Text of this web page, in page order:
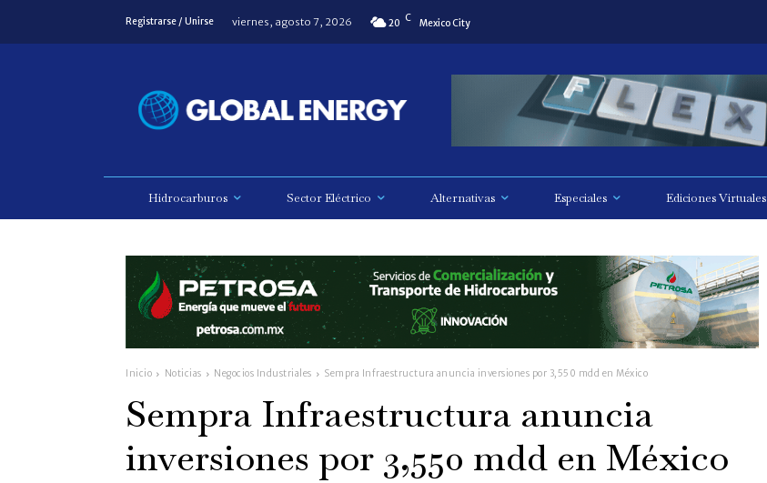
Registrarse / Unirse viernes, agosto 7, 2026 20 C Mexico City
Hidrocarburos Sector Eléctrico Alternativas Especiales Ediciones Virtuales
Inicio Noticias Negocios Industriales Sempra Infraestructura anuncia inversiones por 3,550 mdd en México
Sempra Infraestructura anuncia
inversiones por 3,550 mdd en México